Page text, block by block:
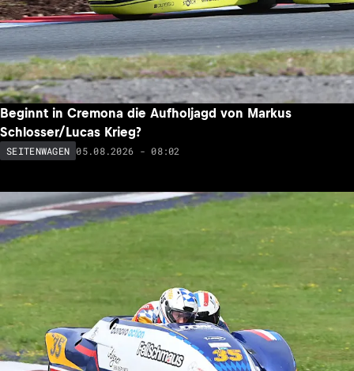
Beginnt in Cremona die Aufholjagd von Markus
Schlosser/Lucas Krieg?
SEITENWAGEN 05.08.2026 - 08:02